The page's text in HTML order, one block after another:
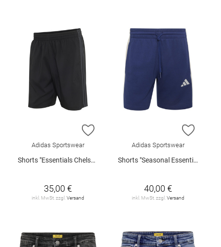
ZUR WUNSCHLISTE HINZUFÜGEN
Adidas Sportswear
Shorts "Essentials Chelsea Lite"
35,00 €
inkl. MwSt. zzgl. Versand
ZUR
Adidas Sportswear
Shorts "Seasonal Essentials"
40,00 €
inkl. MwSt. zzgl. Versand